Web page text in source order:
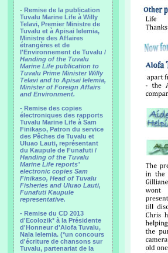
- Remise de la publication
Tuvalu Marine Life à Willy
Telavi, Premier Ministre de
Tuvalu et à Apisai Ielemia,
Ministre des Affaires
étrangères et de
l'Environnement de Tuvalu /
Handing of the Tuvalu
Marine Life publication to
Tuvalu Prime Minister Willy
Telavi and to Apisai Ielemia,
Minister of Foreign Affairs
and Environment.
- Remise des copies
électroniques des rapports
Tuvalu Marine Life à Sam
Finikaso, Patron du service
des Pêches de Tuvalu et
Uluao Lauti, représentant
du Kaupule de Funafuti /
Handing of the Tuvalu
Marine Life reports’
electronic copies Sam
Finikaso, Head of Tuvalu
Fisheries and Uluao Lauti,
Funafuti Kaupule
representative.
- Remise du CD 2013
d'Ecolozik* à la Présidente
d'Honneur d'Alofa Tuvalu,
Nala Ielemia. (*un concours
d'écriture de chansons sur
Tuvalu, partenariat de la